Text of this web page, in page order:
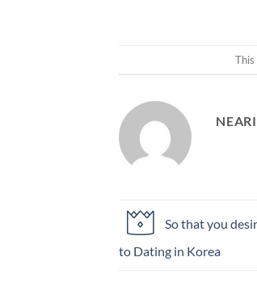
So that you
to Dating in Korea